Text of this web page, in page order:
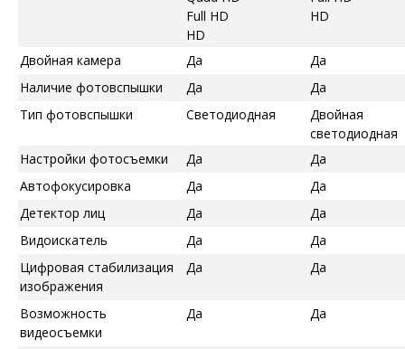
Full HD
HD
HD
Двойная камера Да
Да
Наличие фотовспышки
Да
Да
Тип фотовспышки
Светодиодная
Двойная
светодиодная
Настройки фотосъемки
Да
Да
Автофокусировка
Да
Да
Детектор лиц
Да
Да
Видоискатель
Да
Да
Цифровая стабилизация
изображения
Да Да
Возможность
видеосъемки
Да Да